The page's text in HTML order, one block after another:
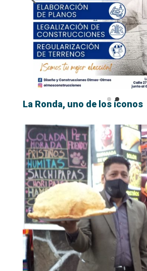
La Ronda, uno de los íconos